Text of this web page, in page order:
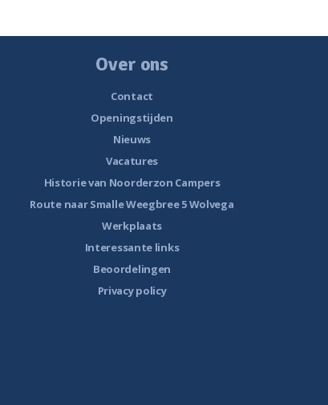
Over ons
Contact
Openingstijden
Nieuws
Vacatures
Historie van Noorderzon Campers
Route naar Smalle Weegbree 5 Wolvega
Werkplaats
Interessante links
Beoordelingen
Privacy policy